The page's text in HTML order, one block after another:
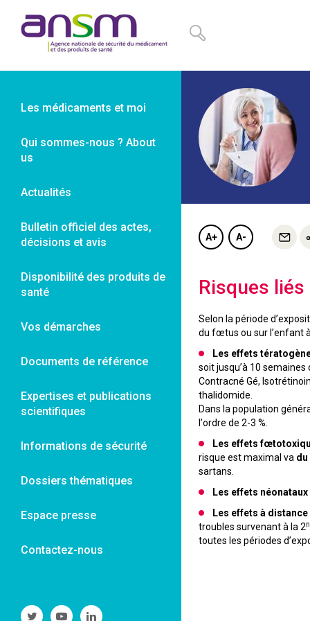
Les médicaments et moi
Qui sommes-nous ? About
us
Actualités
Bulletin officiel des actes,
décisions et avis
Disponibilité des produits de
santé
Vos démarches
Documents de référence
Expertises et publications
scientifiques
Informations de sécurité
Dossiers thématiques
Espace presse
Contactez-nous
SuivreSuivreSuivre
A+ A-
Risques
Selon la période
du fœtus ou sur l’enfant
Les effets
soit jusqu’à 10
Contracné Gé,
thalidomide.
Dans la population
l’ordre de 2-3 %.
Les effets
risque est maximal va
sartans.
Les effets néonataux
Les effets à distance
troubles survenant à la 2
toutes les périodes